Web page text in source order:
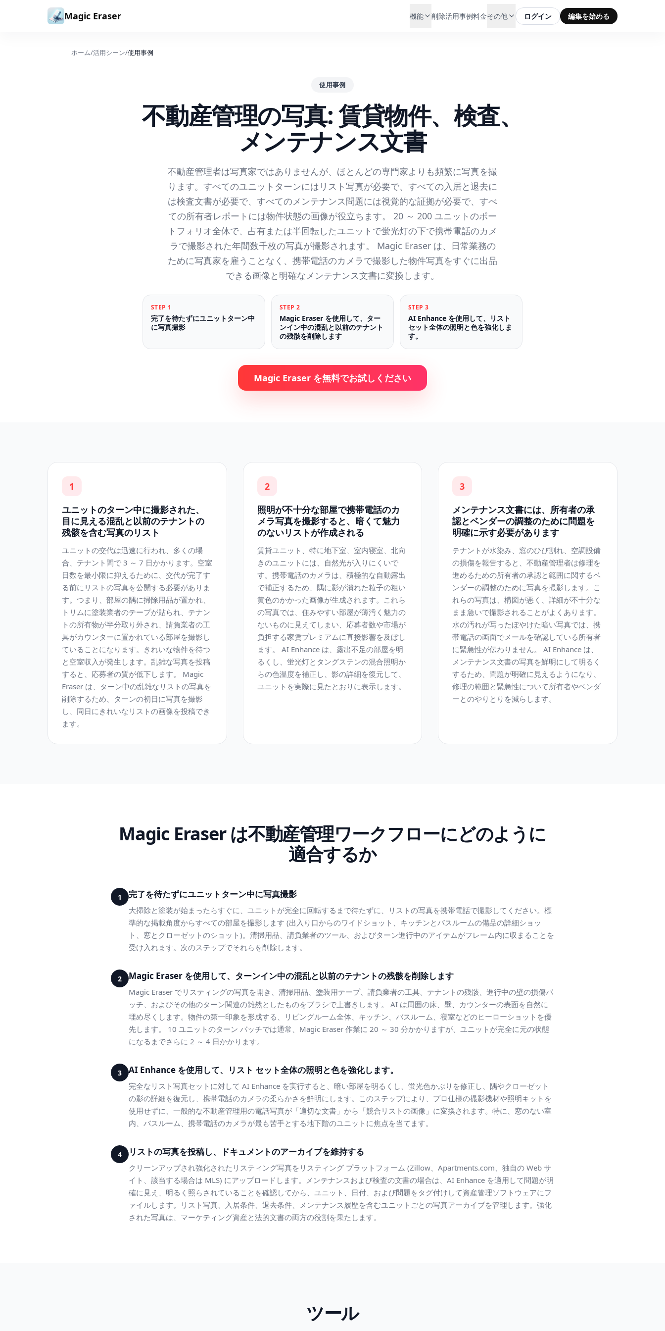
コンテンツへスキップ
Magic Eraser 機能 削除活用事例料金その他 ログイン 編集を始める
ホーム/活用シーン/使用事例
使用事例
不動産管理の写真: 賃貸物件、検査、
メンテナンス文書
不動産管理者は写真家ではありませんが、ほとんどの専門家よりも頻繁に写真を撮
ります。すべてのユニットターンにはリスト写真が必要で、すべての入居と退去に
は検査文書が必要で、すべてのメンテナンス問題には視覚的な証拠が必要で、すべ
ての所有者レポートには物件状態の画像が役立ちます。 20 ～ 200 ユニットのポー
トフォリオ全体で、占有または半回転したユニットで蛍光灯の下で携帯電話のカメ
ラで撮影された年間数千枚の写真が撮影されます。 Magic Eraser は、日常業務の
ために写真家を雇うことなく、携帯電話のカメラで撮影した物件写真をすぐに出品
できる画像と明確なメンテナンス文書に変換します。
STEP 1
完了を待たずにユニットターン中
に写真撮影
STEP 2
Magic Eraser を使用して、ター
ンイン中の混乱と以前のテナント
の残骸を削除します
STEP 3
AI Enhance を使用して、リスト
セット全体の照明と色を強化しま
す。
Magic Eraser を無料でお試しください
1
ユニットのターン中に撮影された、
目に見える混乱と以前のテナントの
残骸を含む写真のリスト
ユニットの交代は迅速に行われ、多くの場
合、テナント間で 3 ～ 7 日かかります。空室
日数を最小限に抑えるために、交代が完了す
る前にリストの写真を公開する必要がありま
す。つまり、部屋の隅に掃除用品が置かれ、
トリムに塗装業者のテープが貼られ、テナン
トの所有物が半分取り外され、請負業者の工
具がカウンターに置かれている部屋を撮影し
ていることになります。きれいな物件を待つ
と空室収入が発生します。乱雑な写真を投稿
すると、応募者の質が低下します。 Magic
Eraser は、ターン中の乱雑なリストの写真を
削除するため、ターンの初日に写真を撮影
し、同日にきれいなリストの画像を投稿でき
ます。
2
照明が不十分な部屋で携帯電話のカ
メラ写真を撮影すると、暗くて魅力
のないリストが作成される
賃貸ユニット、特に地下室、室内寝室、北向
きのユニットには、自然光が入りにくいで
す。携帯電話のカメラは、積極的な自動露出
で補正するため、隅に影が潰れた粒子の粗い
黄色のかかった画像が生成されます。これら
の写真では、住みやすい部屋が薄汚く魅力の
ないものに見えてしまい、応募者数や市場が
負担する家賃プレミアムに直接影響を及ぼし
ます。 AI Enhance は、露出不足の部屋を明
るくし、蛍光灯とタングステンの混合照明か
らの色温度を補正し、影の詳細を復元して、
ユニットを実際に見たとおりに表示します。
3
メンテナンス文書には、所有者の承
認とベンダーの調整のために問題を
明確に示す必要があります
テナントが水染み、窓のひび割れ、空調設備
の損傷を報告すると、不動産管理者は修理を
進めるための所有者の承認と範囲に関するベ
ンダーの調整のために写真を撮影します。こ
れらの写真は、構図が悪く、詳細が不十分な
まま急いで撮影されることがよくあります。
水の汚れが写ったぼやけた暗い写真では、携
帯電話の画面でメールを確認している所有者
に緊急性が伝わりません。 AI Enhance は、
メンテナンス文書の写真を鮮明にして明るく
するため、問題が明確に見えるようになり、
修理の範囲と緊急性について所有者やベンダ
ーとのやりとりを減らします。
Magic Eraser は不動産管理ワークフローにどのように
適合するか
1 完了を待たずにユニットターン中に写真撮影
大掃除と塗装が始まったらすぐに、ユニットが完全に回転するまで待たずに、リストの写真を携帯電話で撮影してください。標
準的な掲載角度からすべての部屋を撮影します (出入り口からのワイドショット、キッチンとバスルームの備品の詳細ショッ
ト、窓とクローゼットのショット)。清掃用品、請負業者のツール、およびターン進行中のアイテムがフレーム内に収まることを
受け入れます。次のステップでそれらを削除します。
2 Magic Eraser を使用して、ターンイン中の混乱と以前のテナントの残骸を削除します
Magic Eraser でリスティングの写真を開き、清掃用品、塗装用テープ、請負業者の工具、テナントの残骸、進行中の壁の損傷パ
ッチ、およびその他のターン関連の雑然としたものをブラシで上書きします。 AI は周囲の床、壁、カウンターの表面を自然に
埋め尽くします。物件の第一印象を形成する、リビングルーム全体、キッチン、バスルーム、寝室などのヒーローショットを優
先します。 10 ユニットのターン バッチでは通常、Magic Eraser 作業に 20 ～ 30 分かかりますが、ユニットが完全に元の状態
になるまでさらに 2 ～ 4 日かかります。
3 AI Enhance を使用して、リスト セット全体の照明と色を強化します。
完全なリスト写真セットに対して AI Enhance を実行すると、暗い部屋を明るくし、蛍光色かぶりを修正し、隅やクローゼット
の影の詳細を復元し、携帯電話のカメラの柔らかさを鮮明にします。このステップにより、プロ仕様の撮影機材や照明キットを
使用せずに、一般的な不動産管理用の電話写真が「適切な文書」から「競合リストの画像」に変換されます。特に、窓のない室
内、バスルーム、携帯電話のカメラが最も苦手とする地下階のユニットに焦点を当てます。
4 リストの写真を投稿し、ドキュメントのアーカイブを維持する
クリーンアップされ強化されたリスティング写真をリスティング プラットフォーム (Zillow、Apartments.com、独自の Web サ
イト、該当する場合は MLS) にアップロードします。メンテナンスおよび検査の文書の場合は、AI Enhance を適用して問題が明
確に見え、明るく照らされていることを確認してから、ユニット、日付、および問題をタグ付けして資産管理ソフトウェアにフ
ァイルします。リスト写真、入居条件、退去条件、メンテナンス履歴を含むユニットごとの写真アーカイブを管理します。強化
された写真は、マーケティング資産と法的文書の両方の役割を果たします。
ツール